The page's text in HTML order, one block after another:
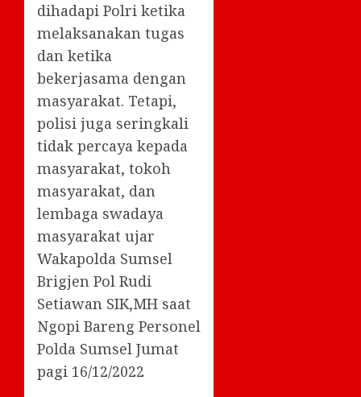
dihadapi Polri ketika
melaksanakan tugas
dan ketika
bekerjasama dengan
masyarakat. Tetapi,
polisi juga seringkali
tidak percaya kepada
masyarakat, tokoh
masyarakat, dan
lembaga swadaya
masyarakat ujar
Wakapolda Sumsel
Brigjen Pol Rudi
Setiawan SIK,MH saat
Ngopi Bareng Personel
Polda Sumsel Jumat
pagi 16/12/2022